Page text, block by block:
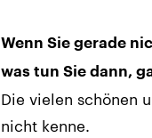
Wenn Sie gerade
was tun Sie dann,
Die vielen schönen
nicht kenne.